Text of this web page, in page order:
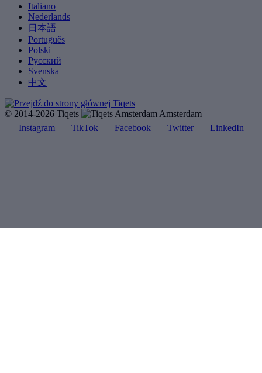
Italiano
Nederlands
日本語
Português
Polski
Русский
Svenska
中文
© 2014-2026 Tiqets
Amsterdam
Instagram
TikTok Facebook Twitter LinkedIn